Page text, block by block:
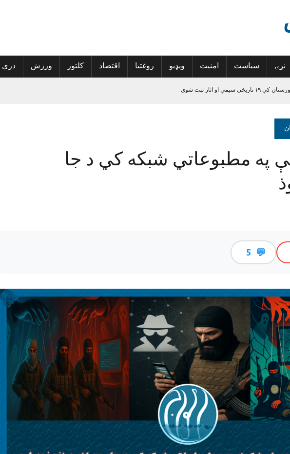
نړۍ سیاست امنیت ویډیو روغتیا اقتصاد کلتور ورزش دری
کې ۱۹ تاریخي سیمې او اثار ثبت شوي
مړي هم وموندل شول
د ننګونو او فرصتونو په اړه د څېړنیز کتاب مخکتنه وشوه
په مطبوعاتي شبکه کي د جا
💬
5